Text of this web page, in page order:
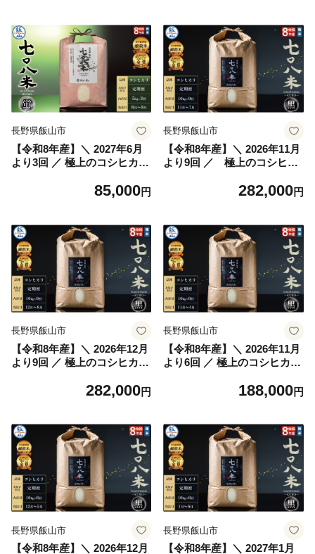
長野県飯山市
【令和8年産】＼ 2027年6月
より3回 ／ 極上のコシヒカリ
【蛍】定期便 5kg×3回 (By-0
85,000円
長野県飯山市
【令和8年産】＼ 2026年11月
より9回 ／ 極上のコシヒカ
【黒】定期便 10kg×9回 (By-
282,000円
長野県飯山市
【令和8年産】＼ 2026年12月
より9回 ／ 極上のコシヒカリ
【黒】定期便 10kg×9回 (By-
282,000円
長野県飯山市
【令和8年産】＼ 2026年11月
より6回 ／ 極上のコシヒカリ
【黒】定期便 10kg×6回 (By-
188,000円
長野県飯山市
【令和8年産】＼ 2026年12月
長野県飯山市
【令和8年産】＼ 2027年1月